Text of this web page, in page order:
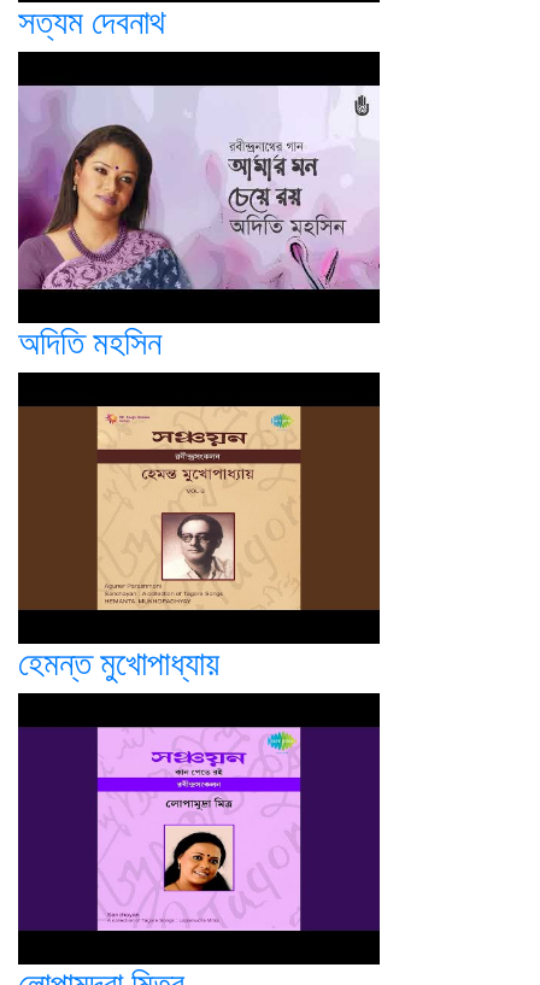
সত্যম দেবনাথ
অদিতি মহসিন
হেমন্ত মুখোপাধ্যায়